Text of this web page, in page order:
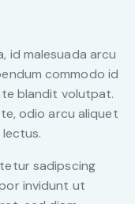
id malesuada arcu
commodo id
blandit volutpat.
odio arcu aliquet
sadipscing
invidunt ut